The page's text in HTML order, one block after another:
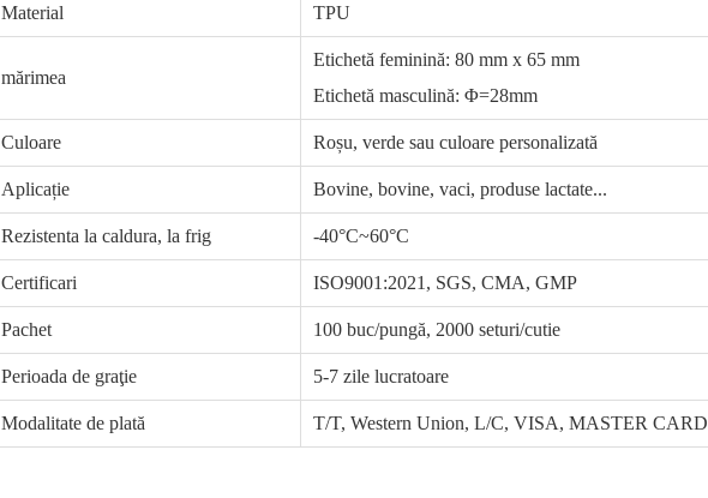
Material TPU
mărimea
Etichetă feminină: 80 mm x 65 mm
Etichetă masculină: Φ=28mm
Culoare Roșu, verde sau culoare personalizată
Aplicație Bovine, bovine, vaci, produse lactate...
Rezistenta la caldura, la frig -40°C~60°C
Certificari ISO9001:2021, SGS, CMA, GMP
Pachet 100 buc/pungă, 2000 seturi/cutie
Perioada de graţie 5-7 zile lucratoare
Modalitate de plată T/T, Western Union, L/C, VISA, MASTER CARD